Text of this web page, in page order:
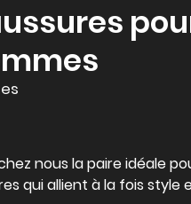
nous la paire idéale
qui allient à la fois style